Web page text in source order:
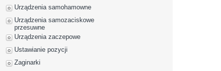
Urządzenia samohamowne
Urządzenia samozaciskowe
przesuwne
Urządzenia zaczepowe
Ustawianie pozycji
Zaginarki